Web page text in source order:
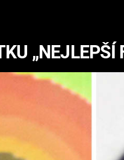
CHUCK
NORRIS
„NEJLEPŠÍ